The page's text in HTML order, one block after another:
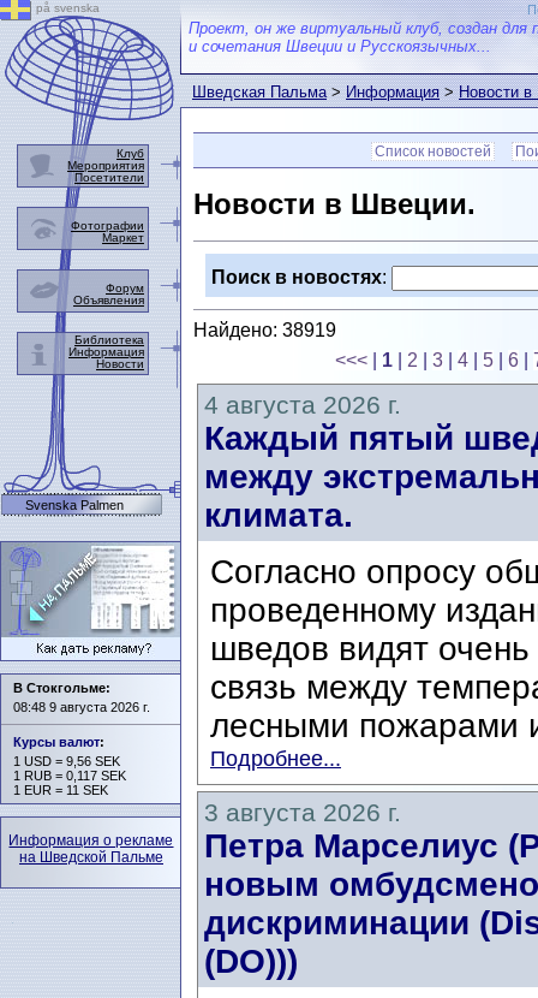
Проект, он же виртуальный клуб, создан для
и сочетания Швеции и Русскоязычных...
Шведская Пальма>Информация>Новости
Список новостей
Новости в Швеции.
Поиск в новостях:
Найдено: 38919
<<<
1 2 3 4 5 6
4 августа 2026 г.
Каждый пятый
между
климата.
Согласно опросу
проведенному
шведов видят
связь между
лесными пожарами
Подробнее...
3 августа 2026 г.
Петра Марселиус
новым
дискриминации
(DO)))
på svenska
Клуб
Мероприятия
Посетители
Фотографии
Маркет
Форум
Объявления
Библиотека
Информация
Новости
Svenska Palmen
В Стокгольме:
08:48 9 августа 2026 г.
Курсы валют:
1 USD = 9,56 SEK
1 RUB = 0,117 SEK
1 EUR = 11 SEK
Информация о рекламе
на Шведской Пальме